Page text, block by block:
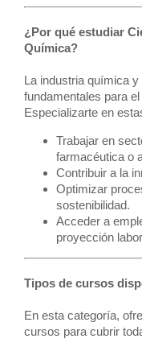
¿Por qué estudiar
Química?
La industria química
fundamentales para
Especializarte en
Trabajar en
farmacéutica o
Contribuir a la
Optimizar
sostenibilidad.
Acceder a
proyección
Tipos de cursos
En esta categoría,
cursos para cubrir